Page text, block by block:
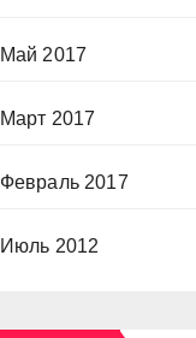
Май 2017
Март 2017
Февраль 2017
Июль 2012